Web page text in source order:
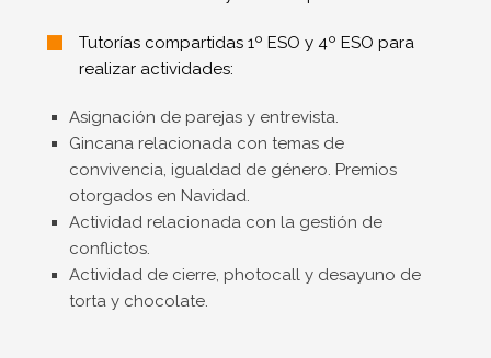
Tutorías compartidas 1º ESO y 4º ESO para
realizar actividades:​
Asignación de parejas y entrevista.
Gincana relacionada con temas de
convivencia, igualdad de género. Premios
otorgados en Navidad.
Actividad relacionada con la gestión de
conflictos.
Actividad de cierre, photocall y desayuno de
torta y chocolate.